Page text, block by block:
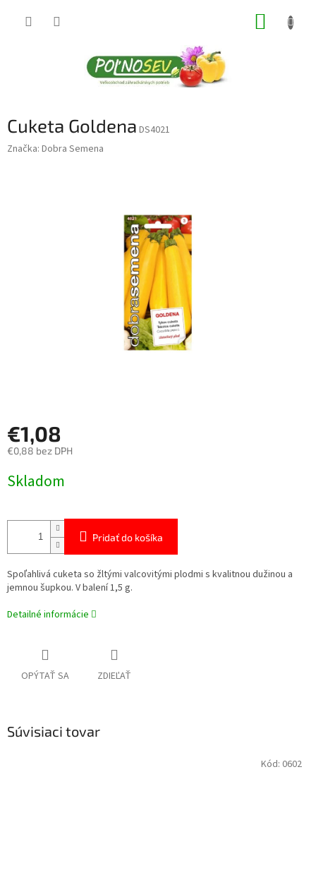
Cuketa Goldena DS4021
Značka: Dobra Semena
€1,08
€0,88 bez DPH
cena:
Skladom
Pridať do košíka
Spoľahlivá cuketa so žltými valcovitými plodmi s kvalitnou dužinou a
jemnou šupkou. V balení 1,5 g.
Detailné informácie
OPÝTAŤ SA ZDIEĽAŤ
Súvisiaci tovar
Kód: 0602